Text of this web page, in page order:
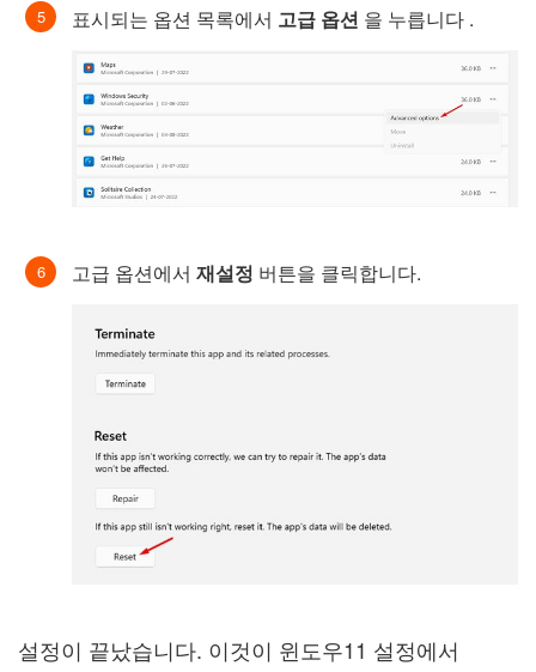
표시되는 옵션 목록에서 고급 옵션 을 누릅니다 .
고급 옵션에서 재설정 버튼을 클릭합니다.
설정이 끝났습니다. 이것이 윈도우11 설정에서